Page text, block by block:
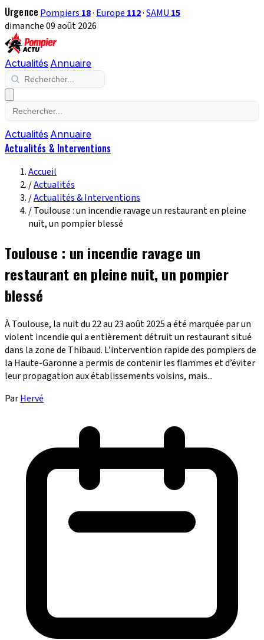
Urgence Pompiers 18· Europe 112·SAMU 15
dimanche 09 août 2026
Actualités Annuaire
Actualités Annuaire
Actualités & Interventions
Accueil
/Actualités
/Actualités & Interventions
/Toulouse : un incendie ravage un restaurant en pleine
nuit, un pompier blessé
Toulouse : un incendie ravage un
restaurant en pleine nuit, un pompier
blessé
À Toulouse, la nuit du 22 au 23 août 2025 a été marquée par un
violent incendie qui a entièrement détruit un restaurant situé
dans la zone de Thibaud. L’intervention rapide des pompiers de
la Haute-Garonne a permis de contenir les flammes et d’éviter
leur propagation aux établissements voisins, mais...
ParHervé